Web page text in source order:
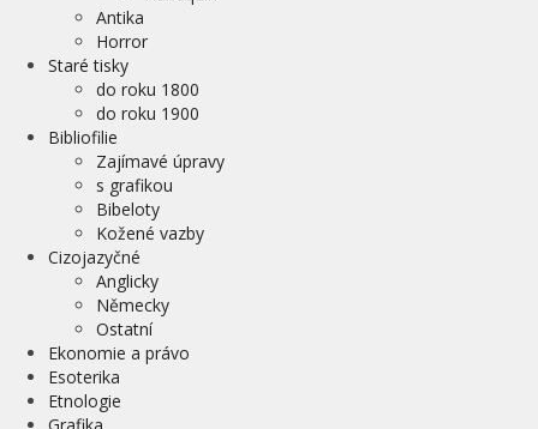
Antika
Horror
Staré tisky
do roku 1800
do roku 1900
Bibliofilie
Zajímavé úpravy
s grafikou
Bibeloty
Kožené vazby
Cizojazyčné
Anglicky
Německy
Ostatní
Ekonomie a právo
Esoterika
Etnologie